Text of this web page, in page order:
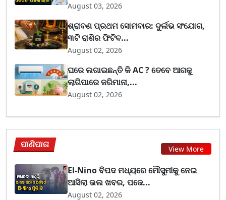
August 03, 2026
ଶ୍ରାବଣ ପ୍ରଥମ ସୋମବାର: ଦୁର୍ଲଭ ସଂଯୋଗ,
୩ଟି ରାଶିର ଫିଟିବ...
August 02, 2026
ଘରେ ଲଗାଇଛନ୍ତି କି AC ? ତେବେ ଆଗକୁ
ଲାଗିପାରେ ଜରିମାନା,...
August 02, 2026
ପାଣିପାଗ View More
El-Nino ବିପଦ ମଧ୍ୟରେ ମୌସୁମୀକୁ ନେଇ
ଆସିଲା ଭଲ ଖବର, ପଜେ...
August 02, 2026